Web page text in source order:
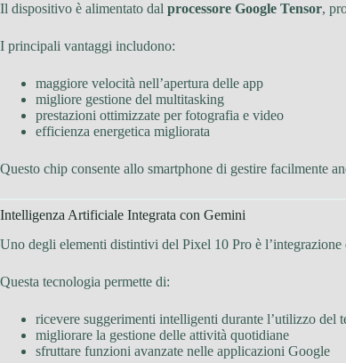
Il dispositivo è alimentato dal processore Google Tensor,
I principali vantaggi includono:
maggiore velocità nell’apertura delle app
migliore gestione del multitasking
prestazioni ottimizzate per fotografia e video
efficienza energetica migliorata
Questo chip consente allo smartphone di gestire facilmente
Intelligenza Artificiale Integrata con Gemini
Uno degli elementi distintivi del Pixel 10 Pro è l’integrazione
Questa tecnologia permette di:
ricevere suggerimenti intelligenti durante l’utilizzo del
migliorare la gestione delle attività quotidiane
sfruttare funzioni avanzate nelle applicazioni Google